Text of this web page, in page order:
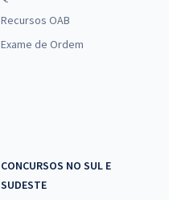
Recursos OAB
Exame de Ordem
CONCURSOS NO SUL E
SUDESTE